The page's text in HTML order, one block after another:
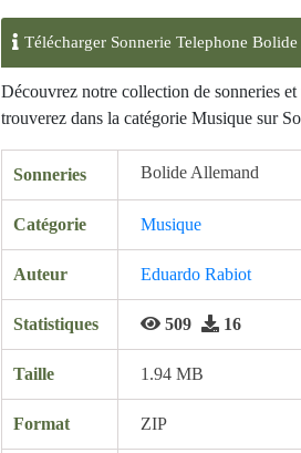
Télécharger Sonnerie Telephone
Découvrez notre collection de sonneries
trouverez dans la catégorie Musique sur
Sonneries Bolide Allemand
Catégorie Musique
Auteur Eduardo Rabiot
Statistiques 509 16
Taille 1.94 MB
Format ZIP